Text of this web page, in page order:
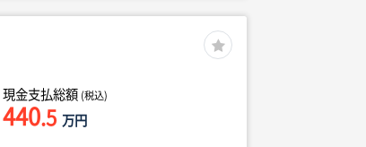
現金支払総額 (税込)
440.5 万円